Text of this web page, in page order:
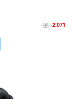
2,071